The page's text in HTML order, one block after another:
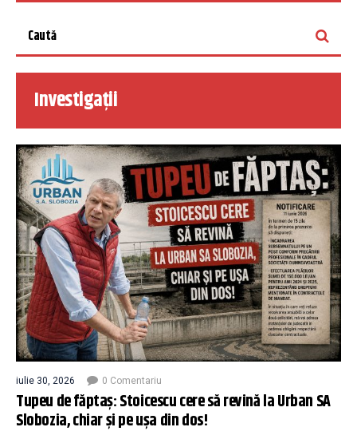
Investigații
iulie 30, 2026 0 Comentariu
Tupeu de făptaș: Stoicescu cere să revină la Urban SA
Slobozia, chiar și pe ușa din dos!